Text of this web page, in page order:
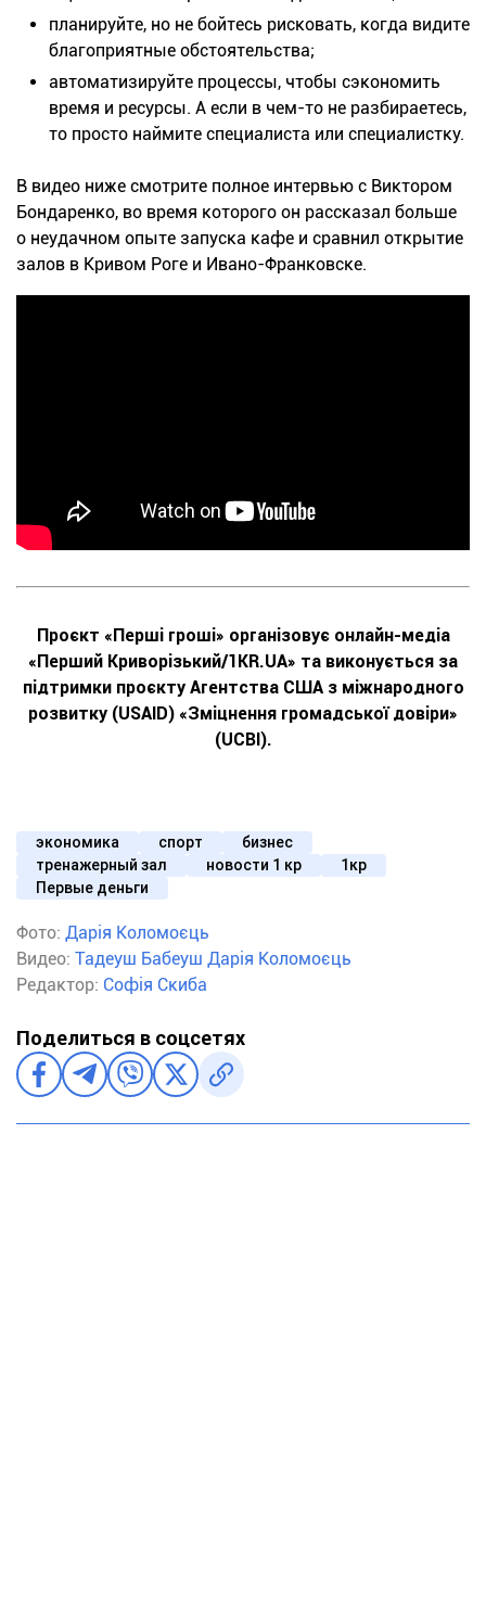
планируйте, но не бойтесь рисковать, когда видите
благоприятные обстоятельства;
автоматизируйте процессы, чтобы сэкономить
время и ресурсы. А если в чем-то не разбираетесь,
то просто наймите специалиста или специалистку.
В видео ниже смотрите полное интервью с Виктором
Бондаренко, во время которого он рассказал больше
о неудачном опыте запуска кафе и сравнил открытие
залов в Кривом Роге и Ивано-Франковске.
Проєкт «Перші гроші» організовує онлайн-медіа
«Перший Криворізький/1KR.UA» та виконується за
підтримки проєкту Агентства США з міжнародного
розвитку (USAID) «Зміцнення громадської довіри»
(UCBI).
экономика спорт
бизнес
тренажерный зал
новости 1 кр
1кр
Первые деньги
Фото: Дарія Коломоєць
Видео: Тадеуш Бабеуш Дарія Коломоєць
Редактор: Софія Скиба
Поделиться в соцсетях